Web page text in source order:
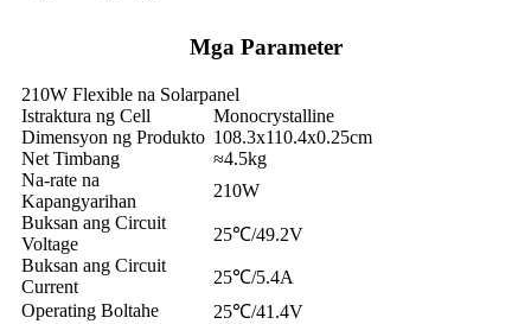
Mga Parameter
210W Flexible na Solarpanel
Istraktura ng Cell
Monocrystalline
Dimensyon ng Produkto 108.3x110.4x0.25cm
Net Timbang
≈4.5kg
Na-rate na
Kapangyarihan
210W
Buksan ang Circuit
Voltage
25℃/49.2V
Buksan ang Circuit
Current
25℃/5.4A
Operating Boltahe
25℃/41.4V